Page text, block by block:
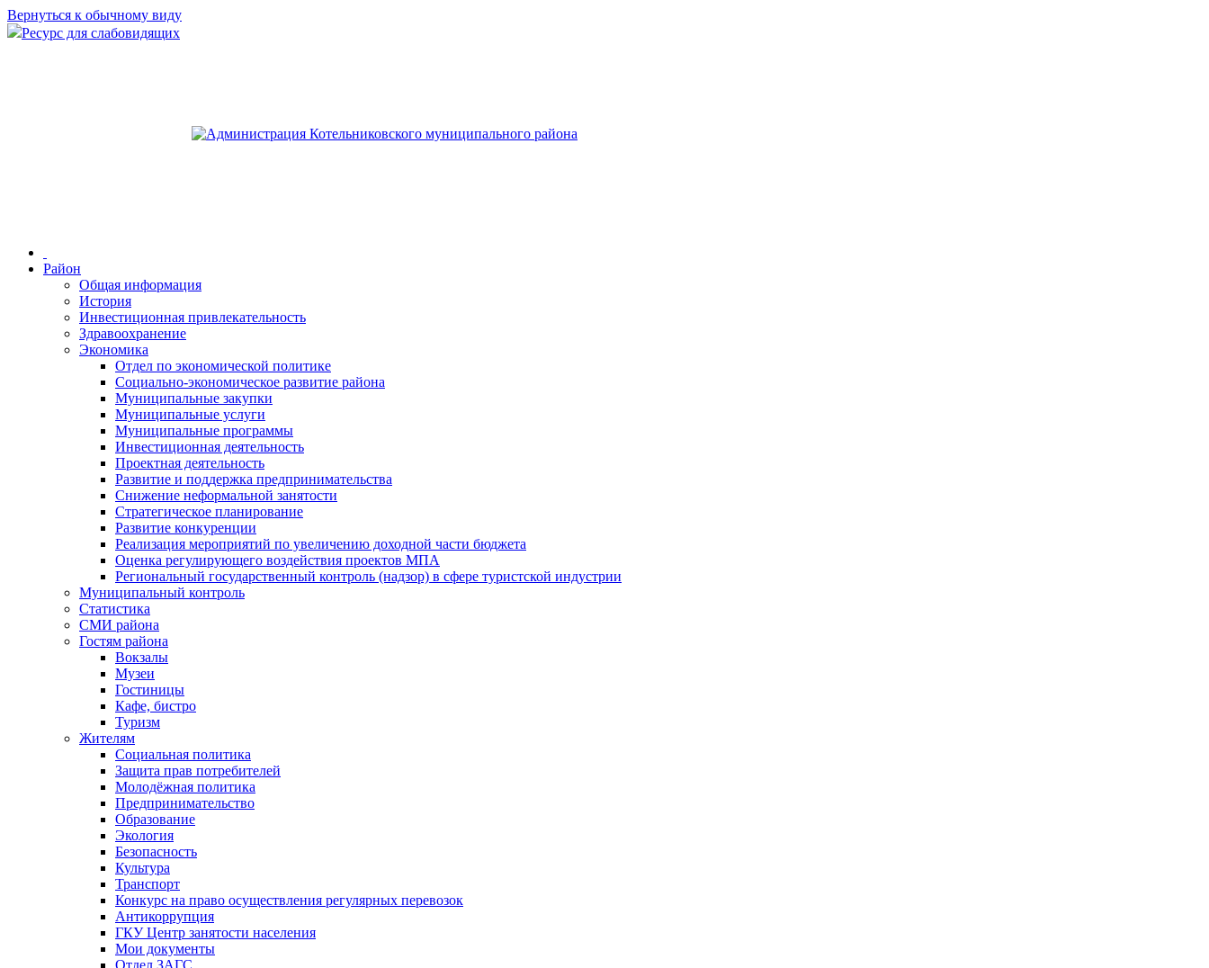
Вернуться к обычному виду
Ресурс для слабовидящих
Район
Общая информация
История
Инвестиционная привлекательность
Здравоохранение
Экономика
Отдел по экономической политике
Социально-экономическое развитие района
Муниципальные закупки
Муниципальные услуги
Муниципальные программы
Инвестиционная деятельность
Проектная деятельность
Развитие и поддержка предпринимательства
Снижение неформальной занятости
Стратегическое планирование
Развитие конкуренции
Реализация мероприятий по увеличению доходной части бюджета
Оценка регулирующего воздействия проектов МПА
Региональный государственный контроль (надзор) в сфере туристской индустрии
Муниципальный контроль
Статистика
СМИ района
Гостям района
Вокзалы
Музеи
Гостиницы
Кафе, бистро
Туризм
Жителям
Социальная политика
Защита прав потребителей
Молодёжная политика
Предпринимательство
Образование
Экология
Безопасность
Культура
Транспорт
Конкурс на право осуществления регулярных перевозок
Антикоррупция
ГКУ Центр занятости населения
Мои документы
Отдел ЗАГС